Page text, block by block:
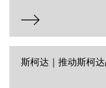
斯柯达｜推动斯柯